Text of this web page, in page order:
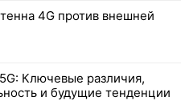
4G против внешней
Ключевые различия,
и будущие тенденции